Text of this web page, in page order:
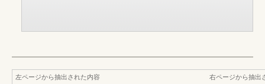
左ページから抽出された内容
右ページから抽出